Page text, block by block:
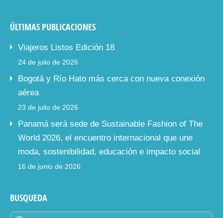
ÚLTIMAS PUBLICACIONES
Viajeros Listos Edición 18
24 de julio de 2026
Bogotá y Río Hato más cerca con nueva conexión
aérea
23 de julio de 2026
Panamá será sede de Sustainable Fashion of The
World 2026, el encuentro internacional que une
moda, sostenibilidad, educación e impacto social
16 de junio de 2026
BUSQUEDA